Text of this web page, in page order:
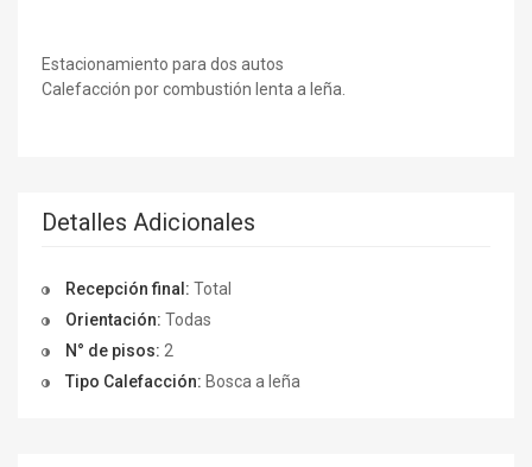
Estacionamiento para dos autos
Calefacción por combustión lenta a leña.
Detalles Adicionales
Recepción final: Total
Orientación: Todas
N° de pisos: 2
Tipo Calefacción: Bosca a leña